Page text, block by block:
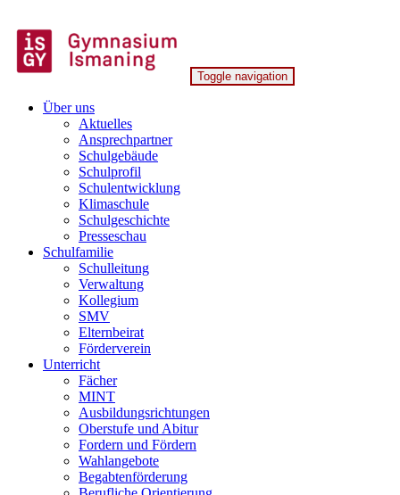
to
content
Gymnasium Ismaning
Toggle navigation
Über uns
Aktuelles
Ansprechpartner
Schulgebäude
Schulprofil
Schulentwicklung
Klimaschule
Schulgeschichte
Presseschau
Schulfamilie
Schulleitung
Verwaltung
Kollegium
SMV
Elternbeirat
Förderverein
Unterricht
Fächer
MINT
Ausbildungsrichtungen
Oberstufe und Abitur
Fordern und Fördern
Wahlangebote
Begabtenförderung